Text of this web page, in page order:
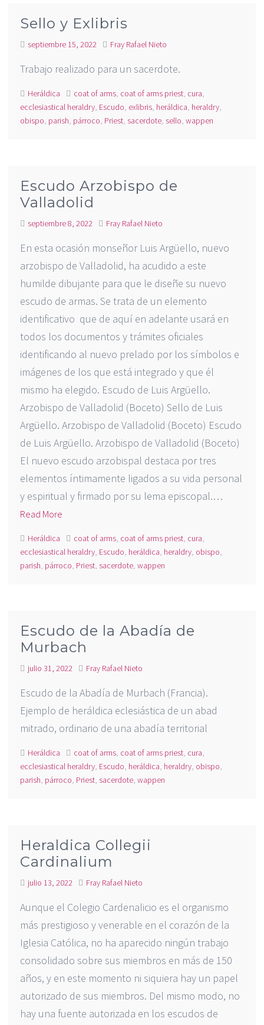
Sello y Exlibris
septiembre 15, 2022 Fray Rafael Nieto
Trabajo realizado para un sacerdote.
Heráldica coat of arms, coat of arms priest, cura,
ecclesiastical heraldry, Escudo, exlibris, heráldica, heraldry,
obispo, parish, párroco, Priest, sacerdote, sello,wappen
Escudo Arzobispo de
Valladolid
septiembre 8, 2022 Fray Rafael Nieto
En esta ocasión monseñor Luis Argüello, nuevo
arzobispo de Valladolid, ha acudido a este
humilde dibujante para que le diseñe su nuevo
escudo de armas. Se trata de un elemento
identificativo que de aquí en adelante usará en
todos los documentos y trámites oficiales
identificando al nuevo prelado por los símbolos e
imágenes de los que está integrado y que él
mismo ha elegido. Escudo de Luis Argüello.
Arzobispo de Valladolid (Boceto) Sello de Luis
Argüello. Arzobispo de Valladolid (Boceto) Escudo
de Luis Argüello. Arzobispo de Valladolid (Boceto)
El nuevo escudo arzobispal destaca por tres
elementos íntimamente ligados a su vida personal
y espiritual y firmado por su lema episcopal.…
Read More
Heráldica coat of arms, coat of arms priest, cura,
ecclesiastical heraldry, Escudo, heráldica, heraldry, obispo,
parish, párroco, Priest, sacerdote,wappen
Escudo de la Abadía de
Murbach
julio 31, 2022 Fray Rafael Nieto
Escudo de la Abadía de Murbach (Francia).
Ejemplo de heráldica eclesiástica de un abad
mitrado, ordinario de una abadía territorial
Heráldica coat of arms, coat of arms priest, cura,
ecclesiastical heraldry, Escudo, heráldica, heraldry, obispo,
parish, párroco, Priest, sacerdote,wappen
Heraldica Collegii
Cardinalium
julio 13, 2022 Fray Rafael Nieto
Aunque el Colegio Cardenalicio es el organismo
más prestigioso y venerable en el corazón de la
Iglesia Católica, no ha aparecido ningún trabajo
consolidado sobre sus miembros en más de 150
años, y en este momento ni siquiera hay un papel
autorizado de sus miembros. Del mismo modo, no
hay una fuente autorizada en los escudos de